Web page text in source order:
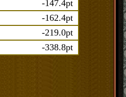
-147.4pt
-162.4pt
-219.0pt
-338.8pt